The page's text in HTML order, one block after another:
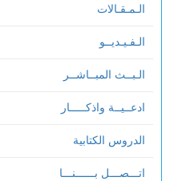
الـمـقـالات
الـفـيـديــو
الـبــث المبــاشــر
ادعــيــة واذكـــــار
الدروس الكتابية
اتـــصـــل بــــــنـــا